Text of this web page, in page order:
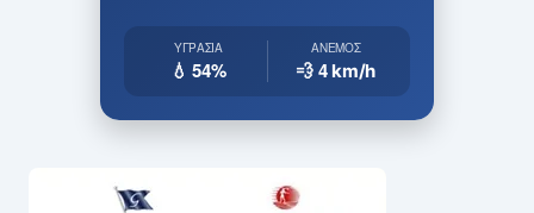
ΥΓΡΑΣΊΑ
💧 54%
ΆΝΕΜΟΣ
💨 4km/h